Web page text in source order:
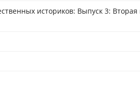
историков: Выпуск 3: Вторая